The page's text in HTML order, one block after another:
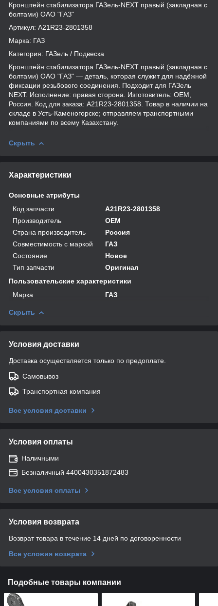
Кронштейн стабилизатора ГАЗель-NEXT правый (закладная с
болтами) ОАО "ГАЗ"
Артикул: А21R23-2801358
Марка: ГАЗ
Категория: ГАЗель / Подвеска
Кронштейн стабилизатора ГАЗель-NEXT правый (закладная с
болтами) ОАО "ГАЗ" — деталь, которая служит для надёжной
фиксации резьбового соединения. Подходит для ГАЗель
NEXT. Исполнение: правая сторона. Изготовитель: OEM,
Россия. Код для заказа: А21R23-2801358. Товар в наличии на
складе в Усть-Каменогорске; отправляем транспортными
компаниями по всему Казахстану.
Скрыть
Характеристики
Основные атрибуты
Код запчасти
А21R23-2801358
Производитель
OEM
Страна производитель
Россия
Совместимость с маркой
ГАЗ
Состояние
Новое
Тип запчасти
Оригинал
Пользовательские характеристики
Марка
ГАЗ
Скрыть
Условия доставки
Доставка осуществляется только по предоплате.
Самовывоз
Транспортная компания
Все условия доставки
Условия оплаты
Наличными
Безналичный 4400430351872483
Все условия оплаты
Условия возврата
Возврат товара в течение 14 дней по договоренности
Все условия возврата
Подобные товары компании